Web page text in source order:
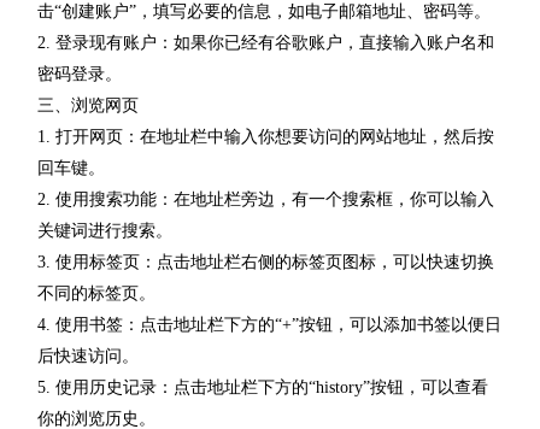
击“创建账户”，填写必要的信息，如电子邮箱地址、密码等。
2. 登录现有账户：如果你已经有谷歌账户，直接输入账户名和
密码登录。
三、浏览网页
1. 打开网页：在地址栏中输入你想要访问的网站地址，然后按
回车键。
2. 使用搜索功能：在地址栏旁边，有一个搜索框，你可以输入
关键词进行搜索。
3. 使用标签页：点击地址栏右侧的标签页图标，可以快速切换
不同的标签页。
4. 使用书签：点击地址栏下方的“+”按钮，可以添加书签以便日
后快速访问。
5. 使用历史记录：点击地址栏下方的“history”按钮，可以查看
你的浏览历史。